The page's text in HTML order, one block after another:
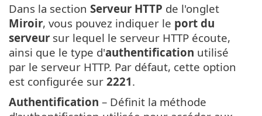
Dans la section Serveur HTTP de l'onglet
Miroir, vous pouvez indiquer le port du
serveur sur lequel le serveur HTTP écoute,
ainsi que le type d'authentification utilisé
par le serveur HTTP. Par défaut, cette option
est configurée sur 2221.
Authentification – Définit la méthode